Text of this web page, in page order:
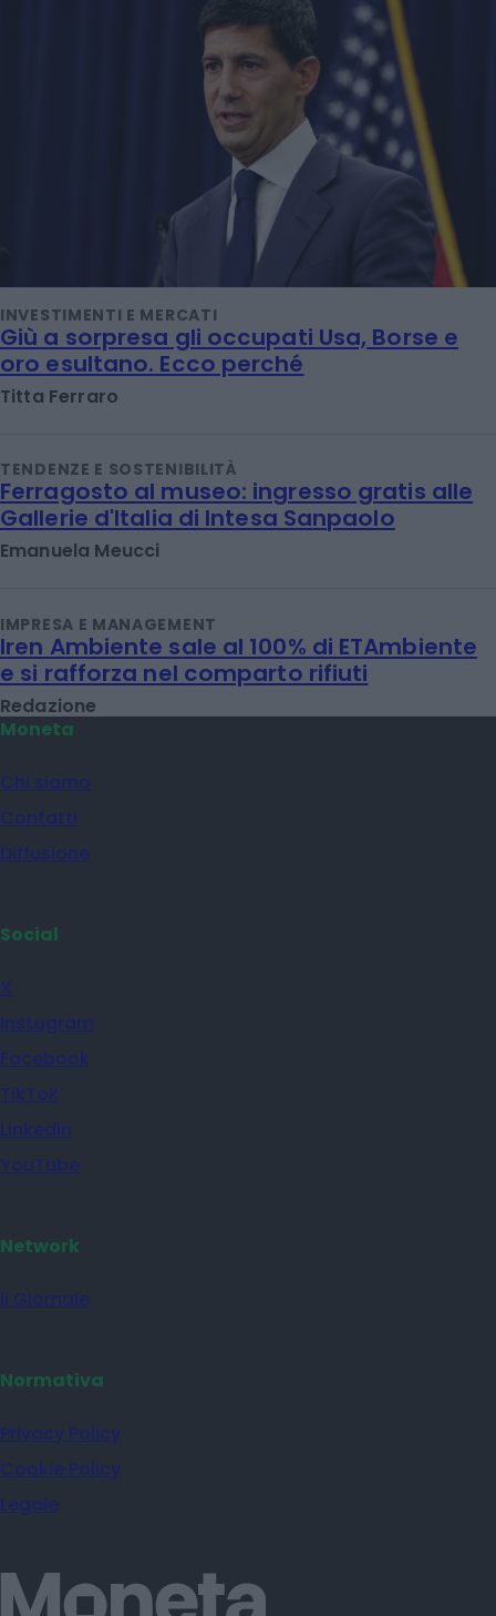
INVESTIMENTI E MERCATI
Giù a sorpresa gli occupati Usa, Borse e
oro esultano. Ecco perché
Titta Ferraro
TENDENZE E SOSTENIBILITÀ
Ferragosto al museo: ingresso gratis alle
Gallerie d'Italia di Intesa Sanpaolo
Emanuela Meucci
IMPRESA E MANAGEMENT
Iren Ambiente sale al 100% di ETAmbiente
e si rafforza nel comparto rifiuti
Redazione
Moneta
Chi siamo
Contatti
Diffusione
Social
X
Instagram
Facebook
TikTok
Linkedin
YouTube
Network
il Giornale
Normativa
Privacy Policy
Cookie Policy
Legale